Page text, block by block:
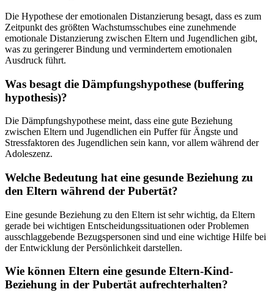
Die Hypothese der emotionalen Distanzierung besagt, dass es zum
Zeitpunkt des größten Wachstumsschubes eine zunehmende
emotionale Distanzierung zwischen Eltern und Jugendlichen gibt,
was zu geringerer Bindung und vermindertem emotionalen
Ausdruck führt.
Was besagt die Dämpfungshypothese (buffering
hypothesis)?
Die Dämpfungshypothese meint, dass eine gute Beziehung
zwischen Eltern und Jugendlichen ein Puffer für Ängste und
Stressfaktoren des Jugendlichen sein kann, vor allem während der
Adoleszenz.
Welche Bedeutung hat eine gesunde Beziehung zu
den Eltern während der Pubertät?
Eine gesunde Beziehung zu den Eltern ist sehr wichtig, da Eltern
gerade bei wichtigen Entscheidungssituationen oder Problemen
ausschlaggebende Bezugspersonen sind und eine wichtige Hilfe bei
der Entwicklung der Persönlichkeit darstellen.
Wie können Eltern eine gesunde Eltern-Kind-
Beziehung in der Pubertät aufrechterhalten?